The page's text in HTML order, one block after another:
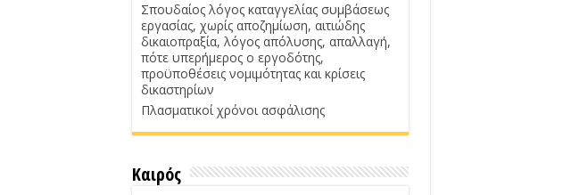
Σπουδαίος λόγος καταγγελίας συμβάσεως
εργασίας, χωρίς αποζημίωση, αιτιώδης
δικαιοπραξία, λόγος απόλυσης, απαλλαγή,
πότε υπερήμερος ο εργοδότης,
προϋποθέσεις νομιμότητας και κρίσεις
δικαστηρίων
Πλασματικοί χρόνοι ασφάλισης
Καιρός